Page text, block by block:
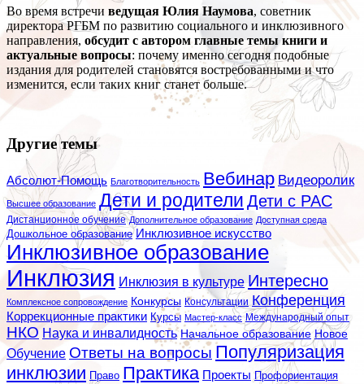
Во время встречи ведущая Юлия Наумова, советник
директора РГБМ по развитию социального и инклюзивного
направления, обсудит с автором главные темы книги и
актуальные вопросы: почему именно сегодня подобные
издания для родителей становятся востребованными и что
изменится, если таких книг станет больше.
Другие темы
Абсолют-Помощь Благотворительность Вебинар Видеоролик
Высшее образование Дети и родители Дети с РАС
Дистанционное обучение Дополнительное образование Доступная среда
Дошкольное образование Инклюзивное искусство
Инклюзивное образование
Инклюзия Инклюзия в культуре Интересно
Комплексное сопровождение Конкурсы Консультации Конференция
Коррекционные практики Курсы Мастер-класс Международный опыт
НКО Наука и инвалидность Начальное образование Новое
Обучение Ответы на вопросы Популяризация
инклюзии Право Практика Проекты Профориентация